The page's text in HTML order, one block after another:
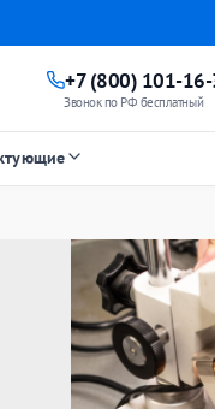
+7 (800) 101-
Звонок по РФ бесплатный